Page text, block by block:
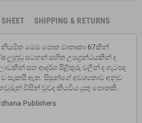
SHIPPING & RETURNS
නියමිත මෙම පොත මාතෘකා 67කින්
ලූහුඩු සටහන් සහිත උපග‍්‍රන්‍ථයකින් ද
සහ ආදර්ශ පිළිතුරු වලින් ද ගැටපද
සැකසී ඇත. සිසුන්ගේ අවශ්‍යතාව අනුව
විසින් වුවද කියවිය යුතු පොතකි.
Publishers